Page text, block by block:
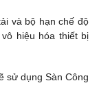
và bộ hạn chế độ
hiệu hóa thiết bị
dụng Sàn Công